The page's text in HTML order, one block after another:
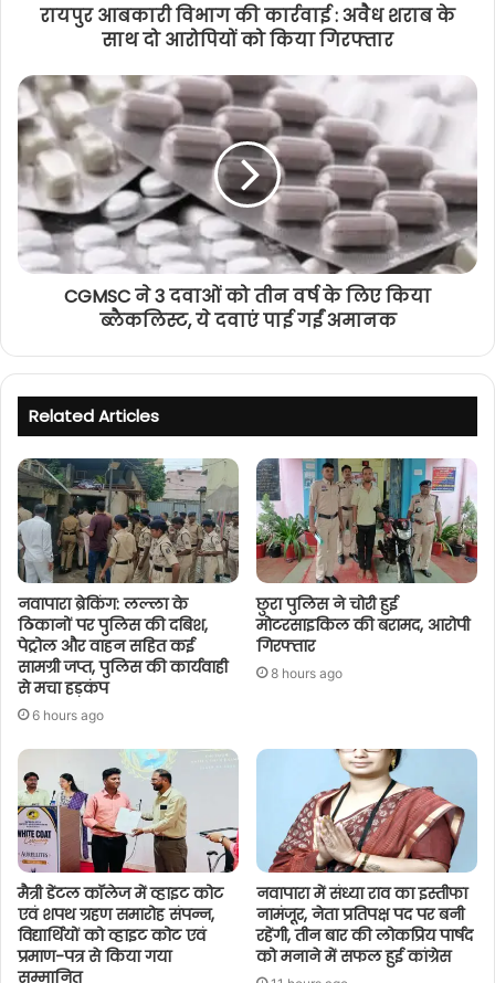
रायपुर आबकारी विभाग की कार्रवाई : अवैध शराब के
साथ दो आरोपियों को किया गिरफ्तार
CGMSC ने 3 दवाओं को तीन वर्ष के लिए किया
ब्लैकलिस्ट, ये दवाएं पाई गईं अमानक
Related Articles
नवापारा ब्रेकिंग: लल्ला के
ठिकानों पर पुलिस की दबिश,
पेट्रोल और वाहन सहित कई
सामग्री जप्त, पुलिस की कार्यवाही
से मचा हड़कंप
6 hours ago
छुरा पुलिस ने चोरी हुई
मोटरसाइकिल की बरामद, आरोपी
गिरफ्तार
8 hours ago
मैत्री डेंटल कॉलेज में व्हाइट कोट
एवं शपथ ग्रहण समारोह संपन्न,
विद्यार्थियों को व्हाइट कोट एवं
प्रमाण-पत्र से किया गया
सम्मानित
नवापारा में संध्या राव का इस्तीफा
नामंजूर, नेता प्रतिपक्ष पद पर बनी
रहेंगी, तीन बार की लोकप्रिय पार्षद
को मनाने में सफल हुई कांग्रेस